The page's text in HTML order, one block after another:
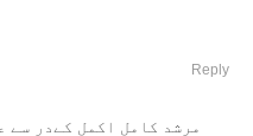
مرشد کامل اکمل کےدر سے
Reply